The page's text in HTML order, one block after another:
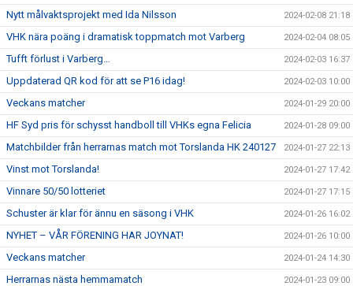
Nytt målvaktsprojekt med Ida Nilsson 2024-02-08 21:18
VHK nära poäng i dramatisk toppmatch mot Varberg 2024-02-04 08:05
Tufft förlust i Varberg… 2024-02-03 16:37
Uppdaterad QR kod för att se P16 idag! 2024-02-03 10:00
Veckans matcher 2024-01-29 20:00
HF Syd pris för schysst handboll till VHKs egna Felicia 2024-01-28 09:00
Matchbilder från herrarnas match mot Torslanda HK 240127 2024-01-27 22:13
Vinst mot Torslanda! 2024-01-27 17:42
Vinnare 50/50 lotteriet 2024-01-27 17:15
Schuster är klar för ännu en säsong i VHK 2024-01-26 16:02
NYHET – VÅR FÖRENING HAR JOYNAT! 2024-01-26 10:00
Veckans matcher 2024-01-24 14:30
Herrarnas nästa hemmamatch 2024-01-23 09:00